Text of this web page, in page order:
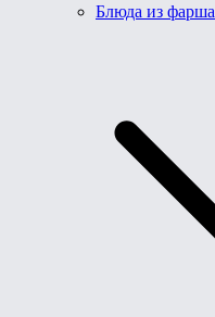
Блюда из фарша